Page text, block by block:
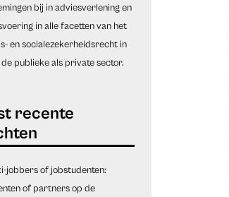
bij in adviesverlening en
in alle facetten van het
en socialezekerheidsrecht in
publieke als private sector.
jobbers of jobstudenten:
of partners op de